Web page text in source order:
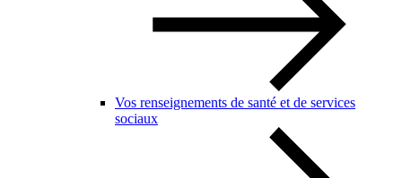
Vos renseignements de santé et de services
sociaux